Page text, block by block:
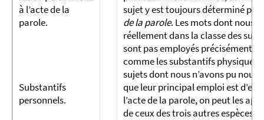
à l’acte de la
parole.
Substantifs
personnels.
sujet y est toujours déterminé par
de la parole. Les mots dont nous
réellement dans la classe des
sont pas employés précisément
comme les substantifs physiques
sujets dont nous n’avons pu
que leur principal emploi est
l’acte de la parole, on peut les
de ceux des trois autres espèces.